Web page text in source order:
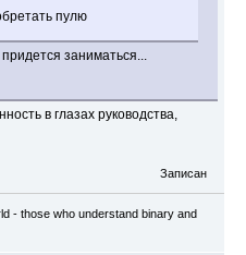
пулю
заниматься...
в глазах руководства,
Записан
- those who understand binary and